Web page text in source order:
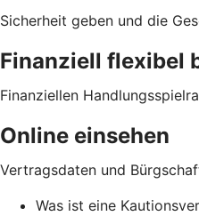
Sicherheit geben und die
Finanziell flexibel
Finanziellen
Online einsehen
Vertragsdaten und
Was ist eine